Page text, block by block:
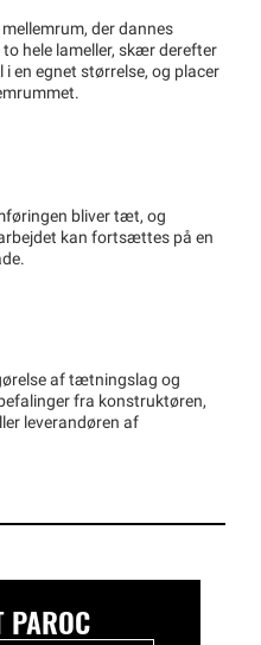
der dannes
to hele lameller, skær derefter
i en egnet størrelse, og placer
bliver tæt, og
kan fortsættes på en
af tætningslag og
fra konstruktøren,
leverandøren af
PAROC